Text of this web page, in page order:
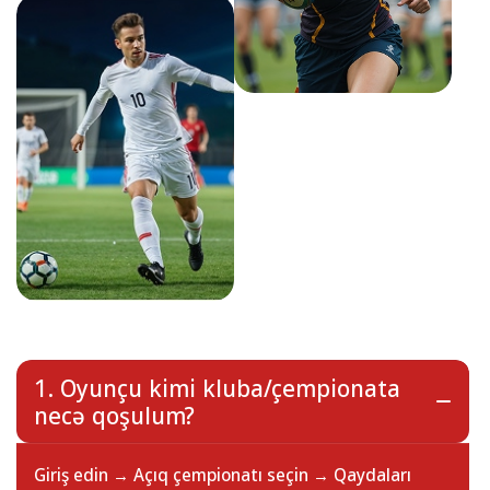
1. Oyunçu kimi kluba/çempionata
necə qoşulum?
Giriş edin → Açıq çempionatı seçin → Qaydaları